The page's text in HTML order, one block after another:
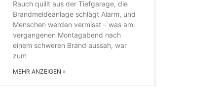
Rauch quillt aus der Tiefgarage, die
Brandmeldeanlage schlägt Alarm, und
Menschen werden vermisst – was am
vergangenen Montagabend nach
einem schweren Brand aussah, war
zum
MEHR ANZEIGEN »